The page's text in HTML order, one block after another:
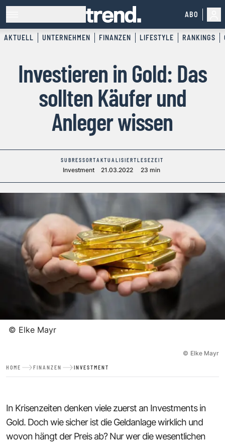
ABO
AKTUELL UNTERNEHMEN FINANZEN LIFESTYLE RANKINGS
Investieren in Gold: Das
sollten Käufer und
Anleger wissen
SUBRESSORT
Investment
AKTUALISIERT
21.03.2022
LESEZEIT
23 min
© Elke Mayr
© Elke Mayr
HOME FINANZEN INVESTMENT
In Krisenzeiten denken viele zuerst an Investments in
Gold. Doch wie sicher ist die Geldanlage wirklich und
wovon hängt der Preis ab? Nur wer die wesentlichen